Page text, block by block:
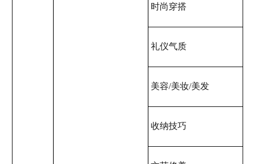
时尚穿搭
礼仪气质
美容/美妆/美发
收纳技巧